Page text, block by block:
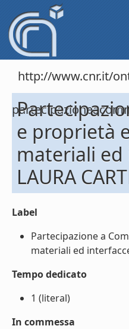
http://www.cnr.it/
e proprietà
materiali ed
LAURA
Label
Partecipazione a
materiali ed
Tempo dedicato
1 (literal)
In commessa